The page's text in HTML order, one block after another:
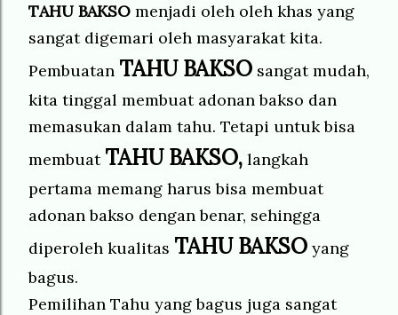
TAHU BAKSO menjadi oleh oleh khas yang
sangat digemari oleh masyarakat kita.
Pembuatan TAHU BAKSO sangat mudah,
kita tinggal membuat adonan bakso dan
memasukan dalam tahu. Tetapi untuk bisa
membuat TAHU BAKSO, langkah
pertama memang harus bisa membuat
adonan bakso dengan benar, sehingga
diperoleh kualitas TAHU BAKSO yang
bagus.
Pemilihan Tahu yang bagus juga sangat